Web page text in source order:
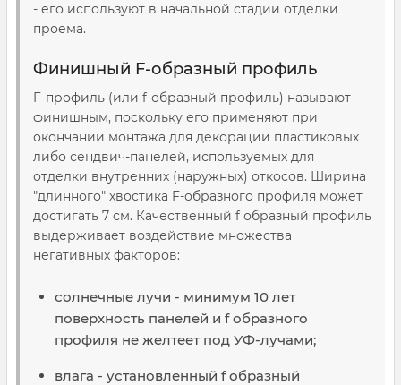
- его используют в начальной стадии отделки
проема.
Финишный F-образный профиль
F-профиль (или f-образный профиль) называют
финишным, поскольку его применяют при
окончании монтажа для декорации пластиковых
либо сендвич-панелей, используемых для
отделки внутренних (наружных) откосов. Ширина
"длинного" хвостика F-образного профиля может
достигать 7 см. Качественный f образный профиль
выдерживает воздействие множества
негативных факторов:
солнечные лучи - минимум 10 лет
поверхность панелей и f образного
профиля не желтеет под УФ-лучами;
влага - установленный f образный